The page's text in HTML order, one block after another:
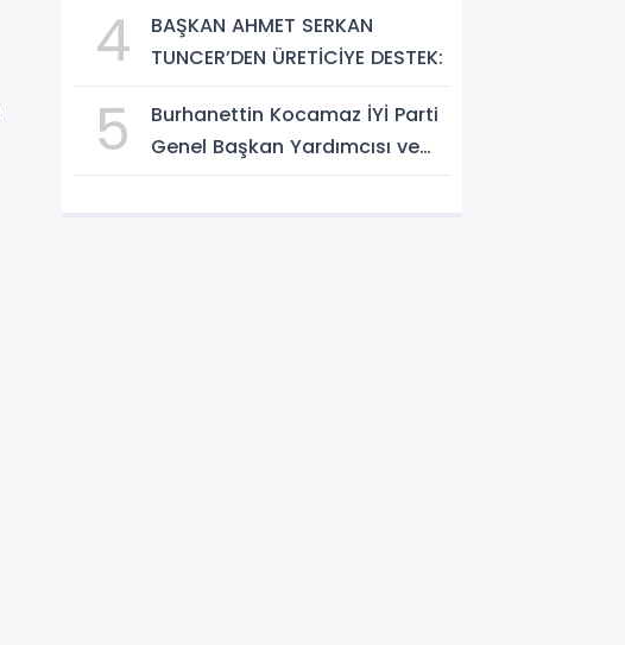
4
BAŞKAN AHMET SERKAN
TUNCER’DEN ÜRETİCİYE DESTEK:
5
Burhanettin Kocamaz İYİ Parti
Genel Başkan Yardımcısı ve